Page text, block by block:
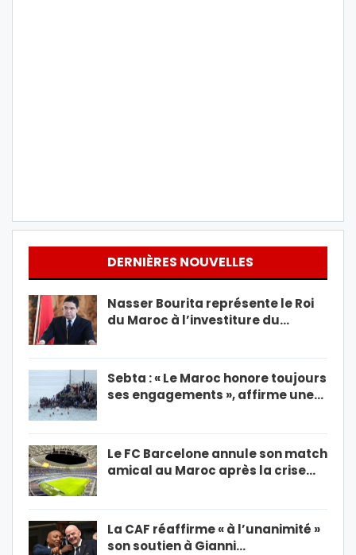
DERNIÈRES NOUVELLES
Nasser Bourita représente le Roi
du Maroc à l’investiture du…
Sebta : « Le Maroc honore toujours
ses engagements », affirme une…
Le FC Barcelone annule son match
amical au Maroc après la crise…
La CAF réaffirme « à l’unanimité »
son soutien à Gianni…